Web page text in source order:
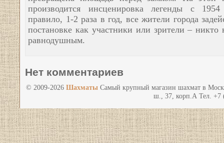
производится инсценировка легенды с
правило, 1-2 раза в год, все жители города
постановке как участники или зрители – никто
равнодушным.
Нет комментариев
© 2009-2026 Шахматы Самый крупный магазин шахмат в
ш., 37, корп.А Тел. +7